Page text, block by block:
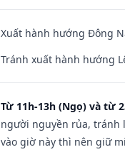
Xuất hành hướng Đông
Tránh xuất hành hướng
Từ 11h-13h (Ngọ) và từ
người nguyền rủa, tránh
vào giờ này thì nên giữ